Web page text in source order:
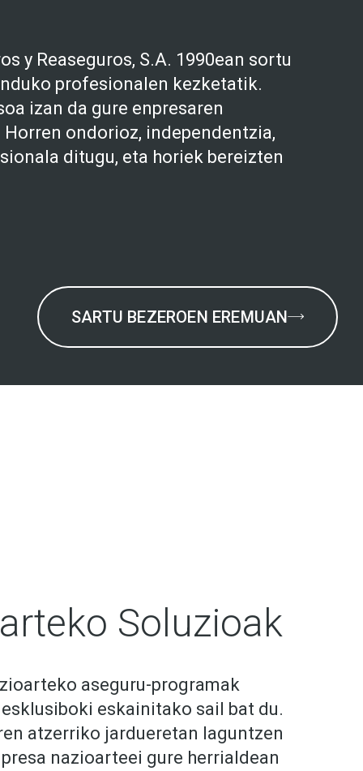
y Reaseguros, S.A. 1990ean sortu
profesionalen kezketatik.
izan da gure enpresaren
ondorioz, independentzia,
ditugu, eta horiek bereizten
SARTU BEZEROEN EREMUAN
Soluzioak
aseguru-programak
eskainitako sail bat du.
atzerriko jardueretan laguntzen
nazioarteei gure herrialdean